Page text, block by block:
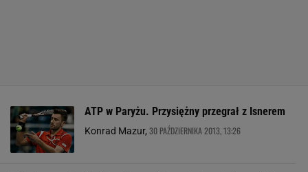
ATP w Paryżu. Przysiężny przegrał z Isnerem
Konrad Mazur, 30 PAŹDZIERNIKA 2013, 13:26